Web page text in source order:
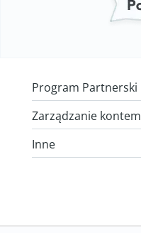
Program Partnerski
Zarządzanie kontem
Inne